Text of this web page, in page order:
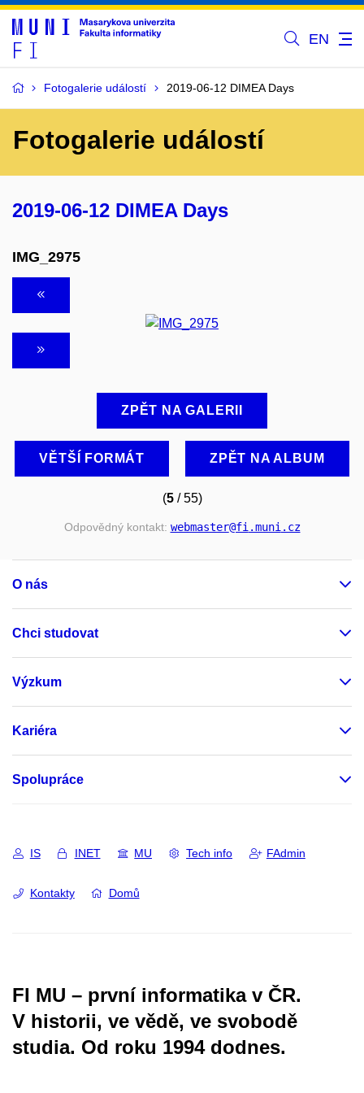
EN
Fotogalerie událostí 2019-06-12 DIMEA Days
Fotogalerie událostí
2019-06-12 DIMEA Days
IMG_2975
ZPĚT NA GALERII
VĚTŠÍ FORMÁT ZPĚT NA ALBUM
(5/ 55)
Odpovědný kontakt: webmaster@fi.muni.cz
O nás
Chci studovat
Výzkum
Kariéra
Spolupráce
IS INET MU Tech info FAdmin
Kontakty Domů
FI MU – první informatika v ČR.
V historii, ve vědě, ve svobodě
studia. Od roku 1994 dodnes.